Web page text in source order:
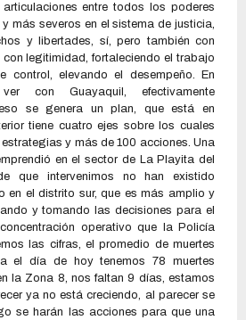
entre todos los poderes
más severos en el sistema de justicia,
y libertades, sí, pero también con
legitimidad, fortaleciendo el trabajo
control, elevando el desempeño. En
con Guayaquil, efectivamente
se genera un plan, que está en
tiene cuatro ejes sobre los cuales
y más de 100 acciones. Una
en el sector de La Playita del
que intervenimos no han existido
en el distrito sur, que es más amplio y
y tomando las decisiones para el
operativo que la Policía
las cifras, el promedio de muertes
el día de hoy tenemos 78 muertes
la Zona 8, nos faltan 9 días, estamos
ya no está creciendo, al parecer se
se harán las acciones para que una